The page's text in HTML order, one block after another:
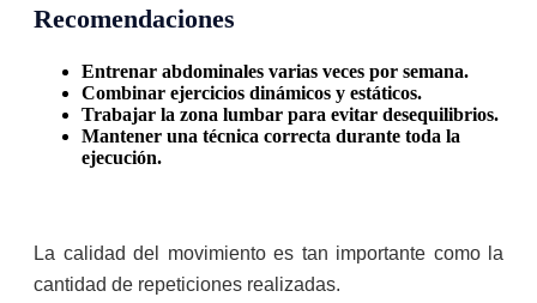
Recomendaciones
Entrenar abdominales varias veces por semana.
Combinar ejercicios dinámicos y estáticos.
Trabajar la zona lumbar para evitar desequilibrios.
Mantener una técnica correcta durante toda la
ejecución.
La calidad del movimiento es tan importante como la
cantidad de repeticiones realizadas.